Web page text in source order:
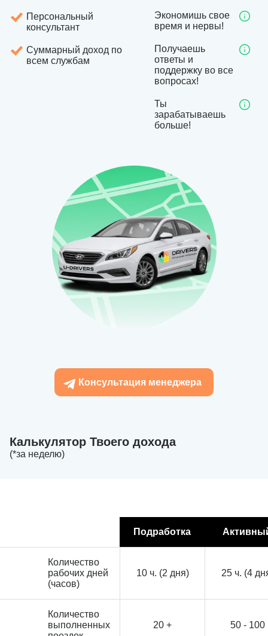
Персональный
консультант
Суммарный доход по
всем службам
Экономишь свое
время и нервы!
Получаешь
ответы и
поддержку во все
вопросах!
Ты
зарабатываешь
больше!
Консультация менеджера
Калькулятор Твоего дохода
(*за неделю)
Подработка
Количество
рабочих дней
(часов)
10 ч. (2 дня) 25 ч. (4
Количество
выполненных
20 + 50 - 100